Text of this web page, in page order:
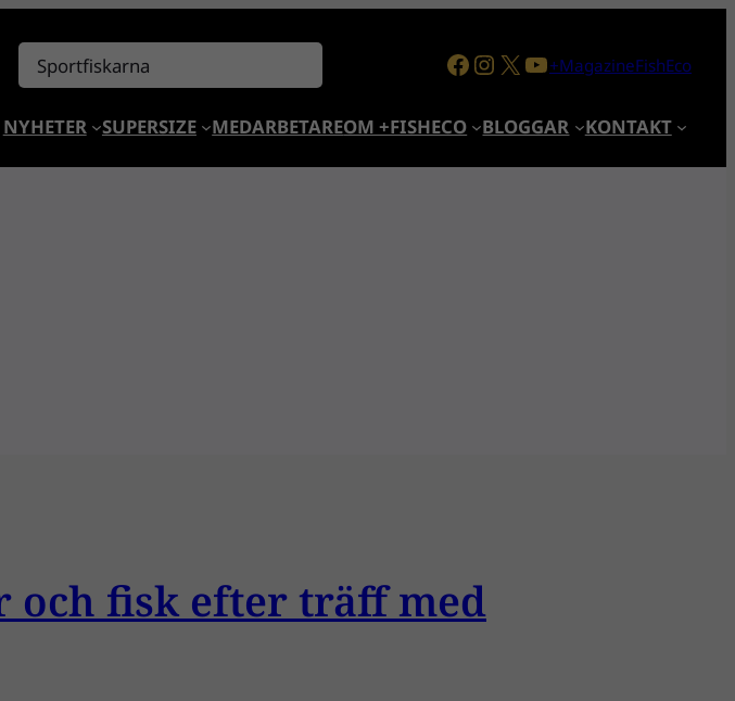
Sök Facebook
Instagram
X YouTube
+MagazineFishEco
NYHETER SUPERSIZE MEDARBETAREOM +FISHECO BLOGGAR KONTAKT
och fisk efter träff med